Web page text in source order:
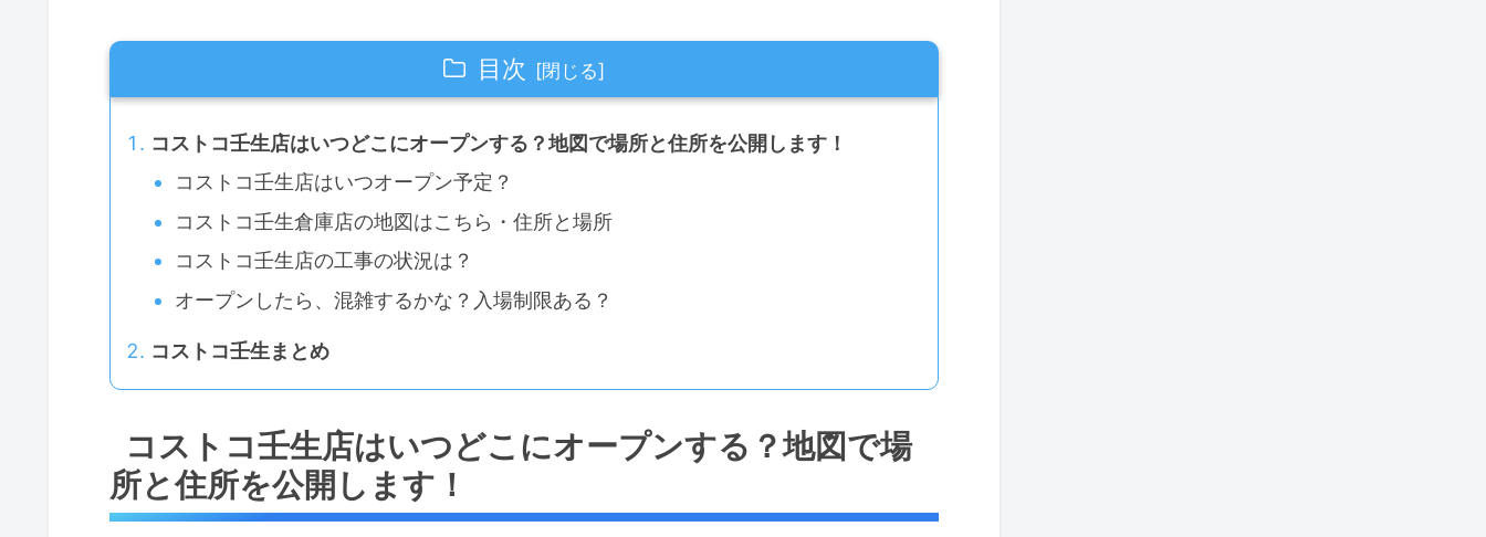
目次
コストコ壬生店はいつどこにオープンする？地図で場所と住所を公開します！
コストコ壬生店はいつオープン予定？
コストコ壬生倉庫店の地図はこちら・住所と場所
コストコ壬生店の工事の状況は？
オープンしたら、混雑するかな？入場制限ある？
コストコ壬生まとめ
コストコ壬生店はいつどこにオープンする？地図で場
所と住所を公開します！